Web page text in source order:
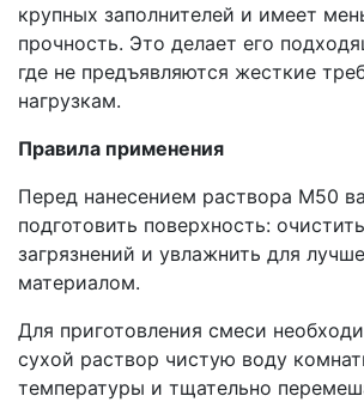
крупных заполнителей и имеет
прочность. Это делает его
где не предъявляются жесткие
нагрузкам.
Правила применения
Перед нанесением раствора М50
подготовить поверхность:
загрязнений и увлажнить для
материалом.
Для приготовления смеси
сухой раствор чистую воду
температуры и тщательно